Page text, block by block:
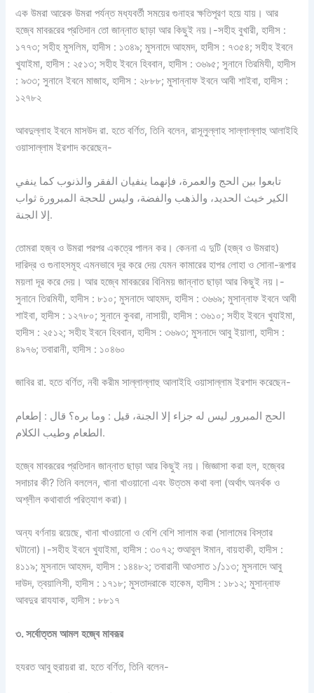
এক উমরা আরেক উমরা পর্যন্ত মধ্যবর্তী সময়ের গুনাহর ক্ষতিপূরণ হয়ে যায়। আর
হজ্বে মাবরূরের প্রতিদান তো জান্নাত ছাড়া আর কিছুই নয়।-সহীহ বুখারী, হাদীস :
১৭৭৩; সহীহ মুসলিম, হাদীস : ১৩৪৯; মুসনাদে আহমদ, হাদীস : ৭৩৫৪; সহীহ ইবনে
খুযাইমা, হাদীস : ২৫১৩; সহীহ ইবনে হিববান, হাদীস : ৩৬৯৫; সুনানে তিরমিযী, হাদীস
: ৯৩৩; সুনানে ইবনে মাজাহ, হাদীস : ২৮৮৮; মুসান্নাফ ইবনে আবী শাইবা, হাদীস :
১২৭৮২
আবদুল্লাহ ইবনে মাসউদ রা. হতে বর্ণিত, তিনি বলেন, রাসূলুল্লাহ সাল্লাল্লাহু আলাইহি
ওয়াসাল্লাম ইরশাদ করেছেন-
تابعوا بين الحج والعمرة، فإنهما ينفيان الفقر والذنوب كما ينفي
الكير خيث الحديد، والذهب والفضة، وليس للحجة المبرورة ثواب
إلا الجنة.
তোমরা হজ্ব ও উমরা পরপর একত্রে পালন কর। কেননা এ দুটি (হজ্ব ও উমরাহ)
দারিদ্র ও গুনাহসমূহ এমনভাবে দূর করে দেয় যেমন কামারের হাপর লোহা ও সোনা-রূপার
ময়লা দূর করে দেয়। আর হজ্বে মাবরূরের বিনিময় জান্নাত ছাড়া আর কিছুই নয়।-
সুনানে তিরমিযী, হাদীস : ৮১০; মুসনাদে আহমদ, হাদীস : ৩৬৬৯; মুসান্নাফ ইবনে আবী
শাইবা, হাদীস : ১২৭৮০; সুনানে কুবরা, নাসায়ী, হাদীস : ৩৬১০; সহীহ ইবনে খুযাইমা,
হাদীস : ২৫১২; সহীহ ইবনে হিববান, হাদীস : ৩৬৯৩; মুসনাদে আবু ইয়ালা, হাদীস :
৪৯৭৬; তবারানী, হাদীস : ১০৪৬০
জাবির রা. হতে বর্ণিত, নবী করীম সাল্লাল্লাহু আলাইহি ওয়াসাল্লাম ইরশাদ করেছেন-
الحج المبرور ليس له جزاء إلا الجنة، قيل : وما بره؟ قال : إطعام
الطعام وطيب الكلام.
হজ্বে মাবরূরের প্রতিদান জান্নাত ছাড়া আর কিছুই নয়। জিজ্ঞাসা করা হল, হজ্বের
সদাচার কী? তিনি বললেন, খানা খাওয়ানো এবং উত্তম কথা বলা (অর্থাৎ অনর্থক ও
অশ্লীল কথাবার্তা পরিত্যাগ করা)।
অন্য বর্ণনায় রয়েছে, খানা খাওয়ানো ও বেশি বেশি সালাম করা (সালামের বিস্তার
ঘটানো)।-সহীহ ইবনে খুযাইমা, হাদীস : ৩০৭২; শুআবুল ঈমান, বায়হাকী, হাদীস :
৪১১৯; মুসনাদে আহমদ, হাদীস : ১৪৪৮২; তবারানী আওসাত ১/১১৩; মুসনাদে আবু
দাউদ, ত্বয়ালিসী, হাদীস : ১৭১৮; মুসতাদরাকে হাকেম, হাদীস : ১৮১২; মুসান্নাফ
আবদুর রাযযাক, হাদীস : ৮৮১৭
৩.সর্বোত্তম আমল হজ্বে মাবরূর
হযরত আবু হুরায়রা রা. হতে বর্ণিত, তিনি বলেন-